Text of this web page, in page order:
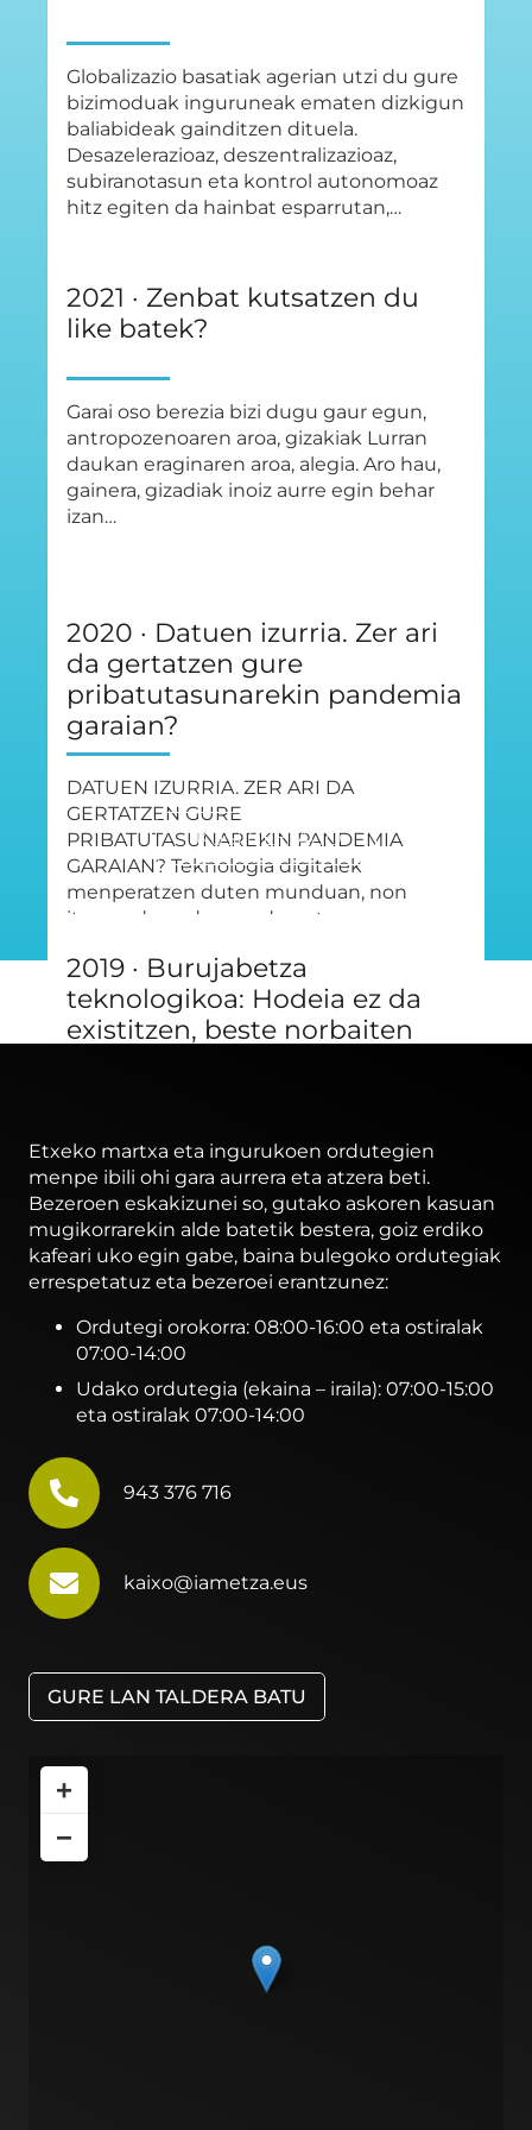
Globalizazio basatiak agerian utzi du gure
bizimoduak inguruneak ematen dizkigun
baliabideak gainditzen dituela.
Desazelerazioaz, deszentralizazioaz,
subiranotasun eta kontrol autonomoaz
hitz egiten da hainbat esparrutan,…
2021 · Zenbat kutsatzen du
like batek?
Garai oso berezia bizi dugu gaur egun,
antropozenoaren aroa, gizakiak Lurran
daukan eraginaren aroa, alegia. Aro hau,
gainera, gizadiak inoiz aurre egin behar
izan…
2020 · Datuen izurria. Zer ari
da gertatzen gure
pribatutasunarekin pandemia
garaian?
DATUEN IZURRIA. ZER ARI DA
GERTATZEN GURE
PRIBATUTASUNAREKIN PANDEMIA
GARAIAN? Teknologia digitalek
menperatzen duten munduan, non
itxuraz dena den garden eta
2019 · Burujabetza
teknologikoa: Hodeia ez da
existitzen, beste norbaiten
ordenagailua da. Nola konektatu
teknologia bide berriak, seguruak eta
askeak erabiliz? Aspaldi internet ez dela
demokraziaren utopia. Azken…
IKUSI GEHIAGO
PROIEKTUETARA ITZULI
Etxeko martxa eta ingurukoen ordutegien
menpe ibili ohi gara aurrera eta atzera beti.
Bezeroen eskakizunei so, gutako askoren kasuan
mugikorrarekin alde batetik bestera, goiz erdiko
kafeari uko egin gabe, baina bulegoko ordutegiak
errespetatuz eta bezeroei erantzunez:
Ordutegi orokorra: 08:00-16:00 eta ostiralak
07:00-14:00
Udako ordutegia (ekaina – iraila): 07:00-15:00
eta ostiralak 07:00-14:00
943 376 716
kaixo@iametza.eus
GURE LAN TALDERA BATU
+
−